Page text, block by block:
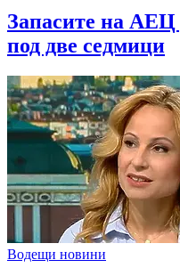
Запасите на АЕЦ
под две седмици
Водещи новини